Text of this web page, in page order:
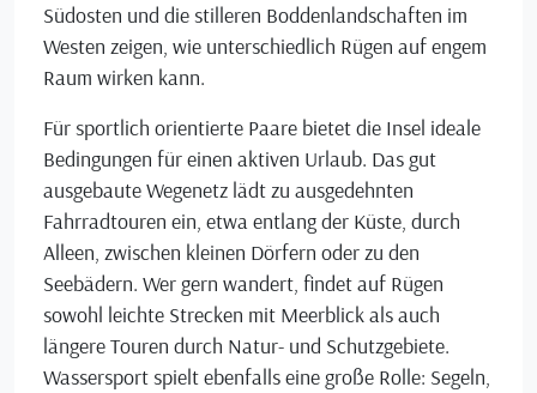
Südosten und die stilleren Boddenlandschaften im
Westen zeigen, wie unterschiedlich Rügen auf engem
Raum wirken kann.
Für sportlich orientierte Paare bietet die Insel ideale
Bedingungen für einen aktiven Urlaub. Das gut
ausgebaute Wegenetz lädt zu ausgedehnten
Fahrradtouren ein, etwa entlang der Küste, durch
Alleen, zwischen kleinen Dörfern oder zu den
Seebädern. Wer gern wandert, findet auf Rügen
sowohl leichte Strecken mit Meerblick als auch
längere Touren durch Natur- und Schutzgebiete.
Wassersport spielt ebenfalls eine große Rolle: Segeln,